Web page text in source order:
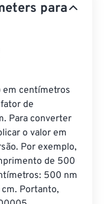
para
em centímetros
de
Para converter
o valor em
Por exemplo,
de 500
500 nm
Portanto,